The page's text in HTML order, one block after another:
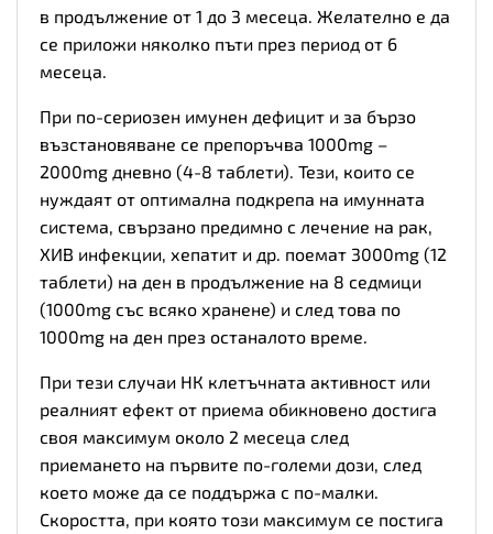
в продължение от 1 до 3 месеца. Желателно е да
се приложи няколко пъти през период от 6
месеца.
При по-сериозен имунен дефицит и за бързо
възстановяване се препоръчва 1000mg –
2000mg дневно (4-8 таблети). Тези, които се
нуждаят от оптимална подкрепа на имунната
система, свързано предимно с лечение на рак,
ХИВ инфекции, хепатит и др. поемат 3000mg (12
таблети) на ден в продължение на 8 седмици
(1000mg със всяко хранене) и след това по
1000mg на ден през останалото време.
При тези случаи НК клетъчната активност или
реалният ефект от приема обикновено достига
своя максимум около 2 месеца след
приемането на първите по-големи дози, след
което може да се поддържа с по-малки.
Скоростта, при която този максимум се постига